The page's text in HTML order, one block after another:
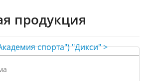
продукция